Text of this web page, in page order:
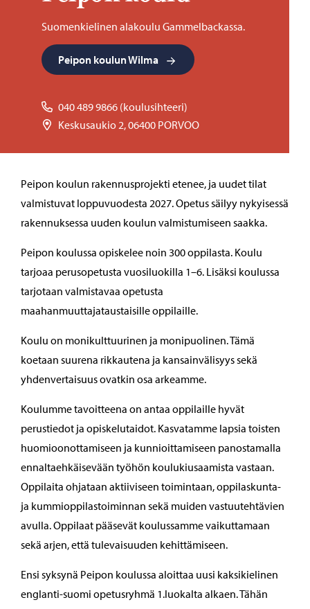
Suomenkielinen alakoulu Gammelbackassa.
Peipon koulun Wilma
040 489 9866 (koulusihteeri)
Keskusaukio 2, 06400 PORVOO
Peipon koulun rakennusprojekti etenee, ja uudet tilat
valmistuvat loppuvuodesta 2027. Opetus säilyy nykyisessä
rakennuksessa uuden koulun valmistumiseen saakka.
Peipon koulussa opiskelee noin 300 oppilasta. Koulu
tarjoaa perusopetusta vuosiluokilla 1–6. Lisäksi koulussa
tarjotaan valmistavaa opetusta
maahanmuuttajataustaisille oppilaille.
Koulu on monikulttuurinen ja monipuolinen. Tämä
koetaan suurena rikkautena ja kansainvälisyys sekä
yhdenvertaisuus ovatkin osa arkeamme.
Koulumme tavoitteena on antaa oppilaille hyvät
perustiedot ja opiskelutaidot. Kasvatamme lapsia toisten
huomioonottamiseen ja kunnioittamiseen panostamalla
ennaltaehkäisevään työhön koulukiusaamista vastaan.
Oppilaita ohjataan aktiiviseen toimintaan, oppilaskunta-
ja kummioppilastoiminnan sekä muiden vastuutehtävien
avulla. Oppilaat pääsevät koulussamme vaikuttamaan
sekä arjen, että tulevaisuuden kehittämiseen.
Ensi syksynä Peipon koulussa aloittaa uusi kaksikielinen
englanti-suomi opetusryhmä 1.luokalta alkaen. Tähän